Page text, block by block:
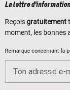
La lettre
Reçoisgratuitement
moment, les bonnes
Remarque concernant la
Ton adresse e-